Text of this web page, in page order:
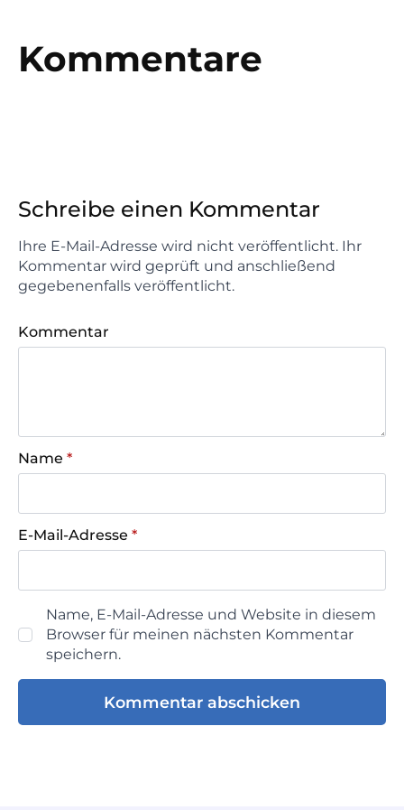
Kommentare
Schreibe einen Kommentar
Ihre E-Mail-Adresse wird nicht veröffentlicht. Ihr
Kommentar wird geprüft und anschließend
gegebenenfalls veröffentlicht.
Kommentar
Name *
E-Mail-Adresse *
Name, E-Mail-Adresse und Website in diesem
Browser für meinen nächsten Kommentar
speichern.